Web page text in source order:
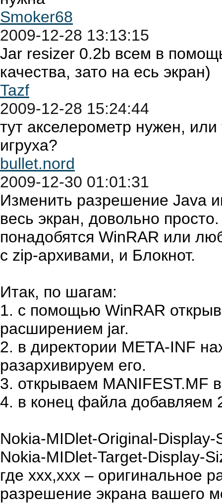
Smoker68
2009-12-28 13:13:15
Jar resizer 0.2b всем в
качества, зато на есь экран)
Tazf
2009-12-28 15:24:44
тут акселерометр нужен,
игруха?
bullet.nord
2009-12-30 01:01:31
Изменить разрешение Java
весь экран, довольно
понадобятся WinRAR или
с zip-архивами, и Блокнот.
Итак, по шагам:
1. с помощью WinRAR
расширением jar.
2. в директории META-INF
разархивируем его.
3. открываем MANIFEST.MF
4. в конец файла добавляем
Nokia-MIDlet-Original-Display-
Nokia-MIDlet-Target-Display-
где xxx,xxx – оригинальное
разрешение экрана вашего